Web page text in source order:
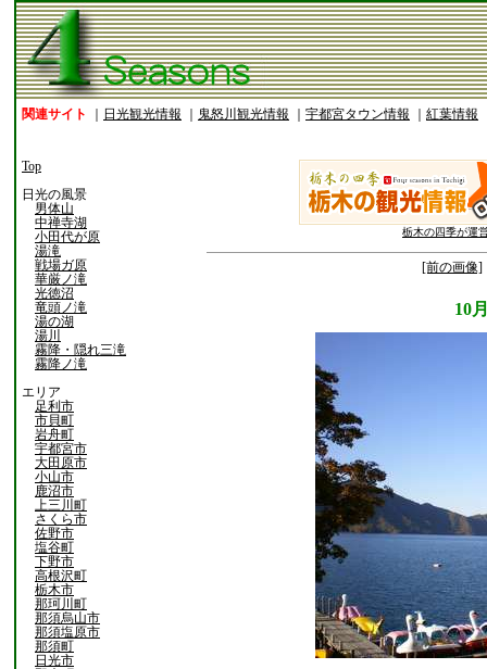
関連サイト 日光観光情報 鬼怒川観光情報 宇都宮タウン情報 紅葉情報
Top
日光の風景
男体山
中禅寺湖
小田代が原
湯滝
戦場ガ原
華厳ノ滝
光徳沼
竜頭ノ滝
湯の湖
湯川
霧降・隠れ三滝
霧降ノ滝
エリア
足利市
市貝町
岩舟町
宇都宮市
大田原市
小山市
鹿沼市
上三川町
さくら市
佐野市
塩谷町
下野市
高根沢町
栃木市
那珂川町
那須烏山市
那須塩原市
那須町
日光市
栃木の四季が運
[前の画像]
10